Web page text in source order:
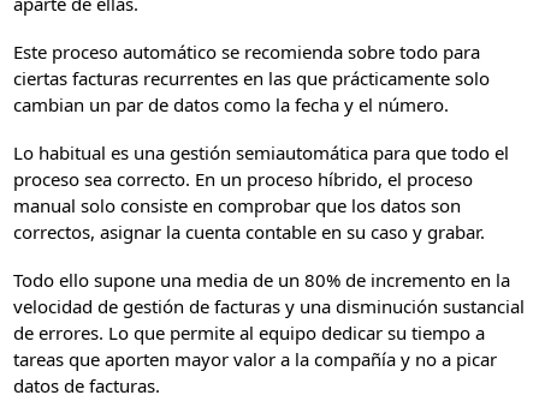
Este proceso automático se recomienda sobre todo para
ciertas facturas recurrentes en las que prácticamente solo
cambian un par de datos como la fecha y el número.
Lo habitual es una gestión semiautomática para que todo el
proceso sea correcto. En un proceso híbrido, el proceso
manual solo consiste en comprobar que los datos son
correctos, asignar la cuenta contable en su caso y grabar.
Todo ello supone una media de un 80% de incremento en la
velocidad de gestión de facturas y una disminución sustancial
de errores. Lo que permite al equipo dedicar su tiempo a
tareas que aporten mayor valor a la compañía y no a picar
datos de facturas.